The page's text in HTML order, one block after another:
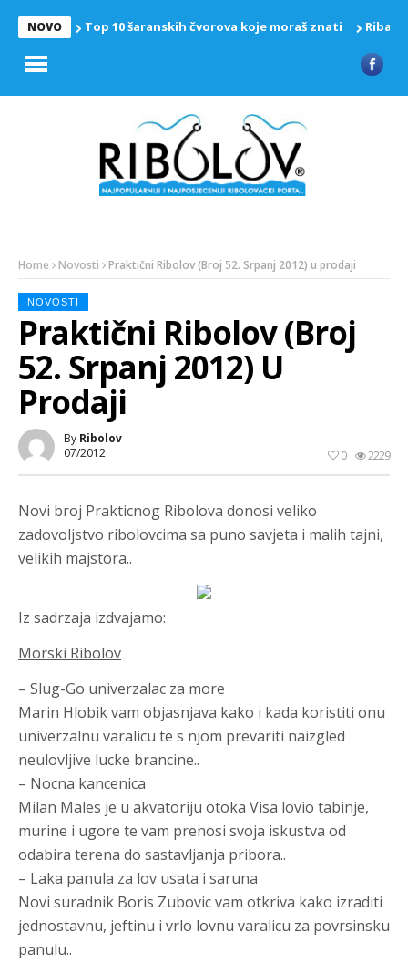
NOVO Top 10 šaranskih čvorova koje moraš znati Riba
Home Novosti Praktični Ribolov (Broj 52. Srpanj 2012) u prodaji
NOVOSTI
Praktični Ribolov (Broj
52. Srpanj 2012) U
Prodaji
By Ribolov
07/2012
2229
0
Novi broj Prakticnog Ribolova donosi veliko
zadovoljstvo ribolovcima sa puno savjeta i malih tajni,
velikih majstora..
Iz sadrzaja izdvajamo:
Morski Ribolov
– Slug-Go univerzalac za more
Marin Hlobik vam objasnjava kako i kada koristiti onu
univerzalnu varalicu te s njom prevariti naizgled
neulovljive lucke brancine..
– Nocna kancenica
Milan Males je u akvatoriju otoka Visa lovio tabinje,
murine i ugore te vam prenosi svoja iskustva od
odabira terena do sastavljanja pribora..
– Laka panula za lov usata i saruna
Novi suradnik Boris Zubovic vam otkriva kako izraditi
jednostavnu, jeftinu i vrlo lovnu varalicu za povrsinsku
panulu..